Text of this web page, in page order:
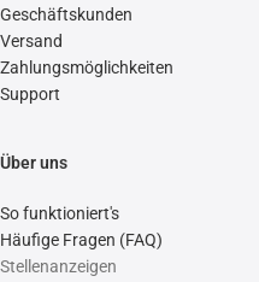
Geschäftskunden
Versand
Zahlungsmöglichkeiten
Support
Über uns
So funktioniert's
Häufige Fragen (FAQ)
Stellenanzeigen